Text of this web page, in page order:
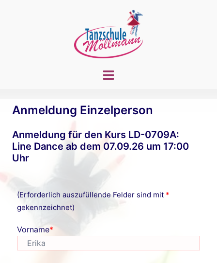
Menü
Anmeldung Einzelperson
Anmeldung für den Kurs LD-0709A:
Line Dance ab dem 07.09.26 um 17:00
Uhr
(Erforderlich auszufüllende Felder sind mit *
gekennzeichnet)
Vorname*